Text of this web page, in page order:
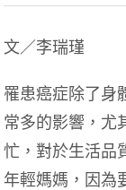
文／李瑞瑾
罹患癌症除了身
常多的影響，尤
忙，對於生活品
年輕媽媽，因為